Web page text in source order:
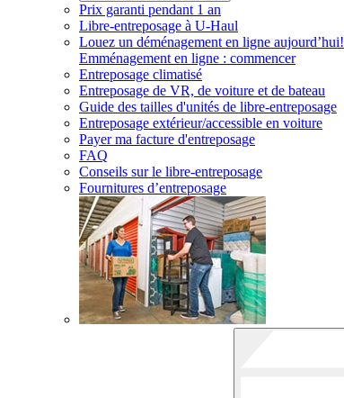
Prix garanti pendant 1 an
Libre-entreposage à U-Haul
Louez un déménagement en ligne aujourd’hui!
Emménagement en ligne : commencer
Entreposage climatisé
Entreposage de VR, de voiture et de bateau
Guide des tailles d'unités de libre-entreposage
Entreposage extérieur/accessible en voiture
Payer ma facture d'entreposage
FAQ
Conseils sur le libre-entreposage
Fournitures d’entreposage